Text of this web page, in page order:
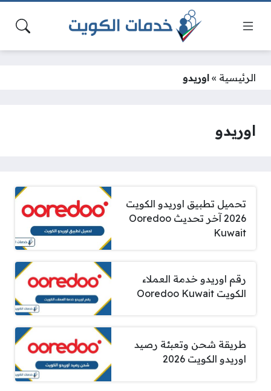
الرئيسية » اوريدو
اوريدو
تحميل تطبيق اوريدو الكويت
2026 آخر تحديث Ooredoo
Kuwait
رقم اوريدو خدمة العملاء
الكويت Ooredoo Kuwait
طريقة شحن وتعبئة رصيد
اوريدو الكويت 2026